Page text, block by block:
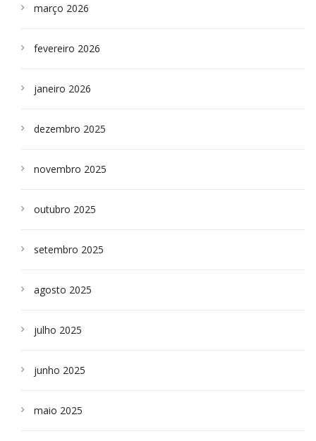
março 2026
fevereiro 2026
janeiro 2026
dezembro 2025
novembro 2025
outubro 2025
setembro 2025
agosto 2025
julho 2025
junho 2025
maio 2025